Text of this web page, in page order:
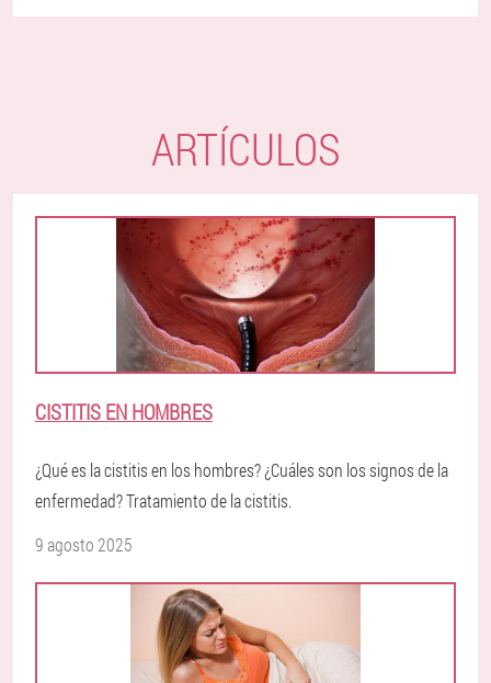
ARTÍCULOS
CISTITIS EN HOMBRES
¿Qué es la cistitis en los hombres? ¿Cuáles son los signos de la
enfermedad? Tratamiento de la cistitis.
9 agosto 2025